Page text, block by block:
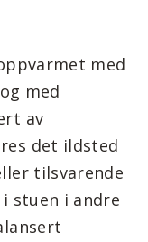
med
med
av
det ildsted
tilsvarende
stuen i andre